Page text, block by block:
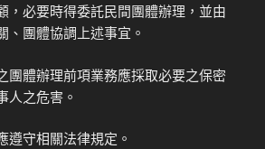
，必要時得委託民間團體辦理，並由
、團體協調上述事宜。
團體辦理前項業務應採取必要之保密
人之危害。
遵守相關法律規定。